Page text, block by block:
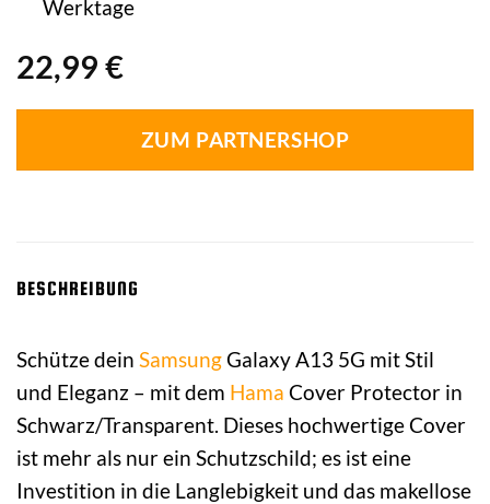
22,99 €
Werktage
ZUM PARTNERSHOP
BESCHREIBUNG
Schütze dein SamsungGalaxy A13 5G mit Stil
und Eleganz – mit dem Hama Cover Protector in
Schwarz/Transparent. Dieses hochwertige Cover
ist mehr als nur ein Schutzschild; es ist eine
Investition in die Langlebigkeit und das makellose